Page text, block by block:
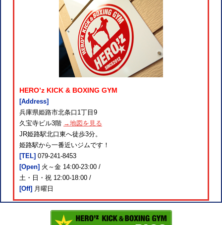
HERO’z KICK & BOXING GYM
[Address]
兵庫県姫路市北条口1丁目9
久宝寺ビル3階 →地図を見る
JR姫路駅北口東へ徒歩3分。
姫路駅から一番近いジムです！
[TEL] 079-241-8453
[Open] 火～金 14:00-23:00 /
土・日・祝 12:00-18:00 /
[Off] 月曜日